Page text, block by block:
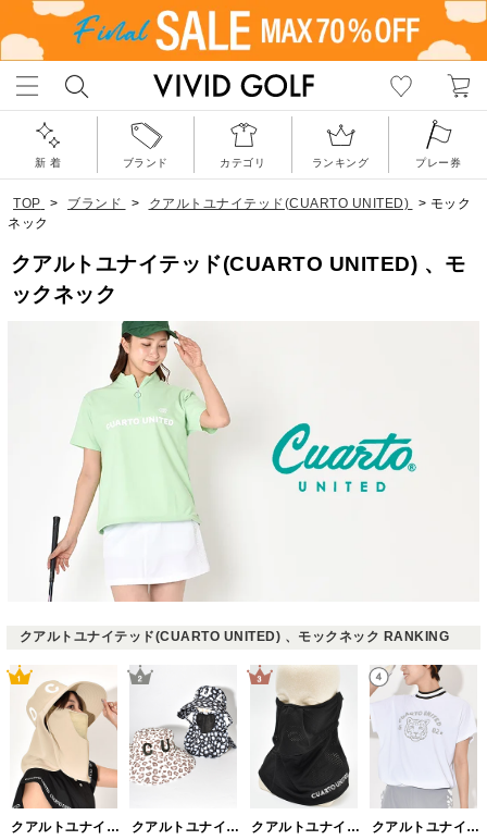
新 着 ブランド カテゴリ ランキング プレー券
TOP > ブランド > クアルトユナイテッド(CUARTO UNITED) > モック
ネック
クアルトユナイテッド(CUARTO UNITED) 、モ
ックネック
クアルトユナイテッド(CUARTO UNITED) 、モックネック RANKING
クアルトユナイテッド(CUARTO UNITED) クアルトユナイテッド(CUARTO UNITED) クアルトユナイテッド(CUARTO UNITED) クアルトユナイテッド(CUARTO UNITED)